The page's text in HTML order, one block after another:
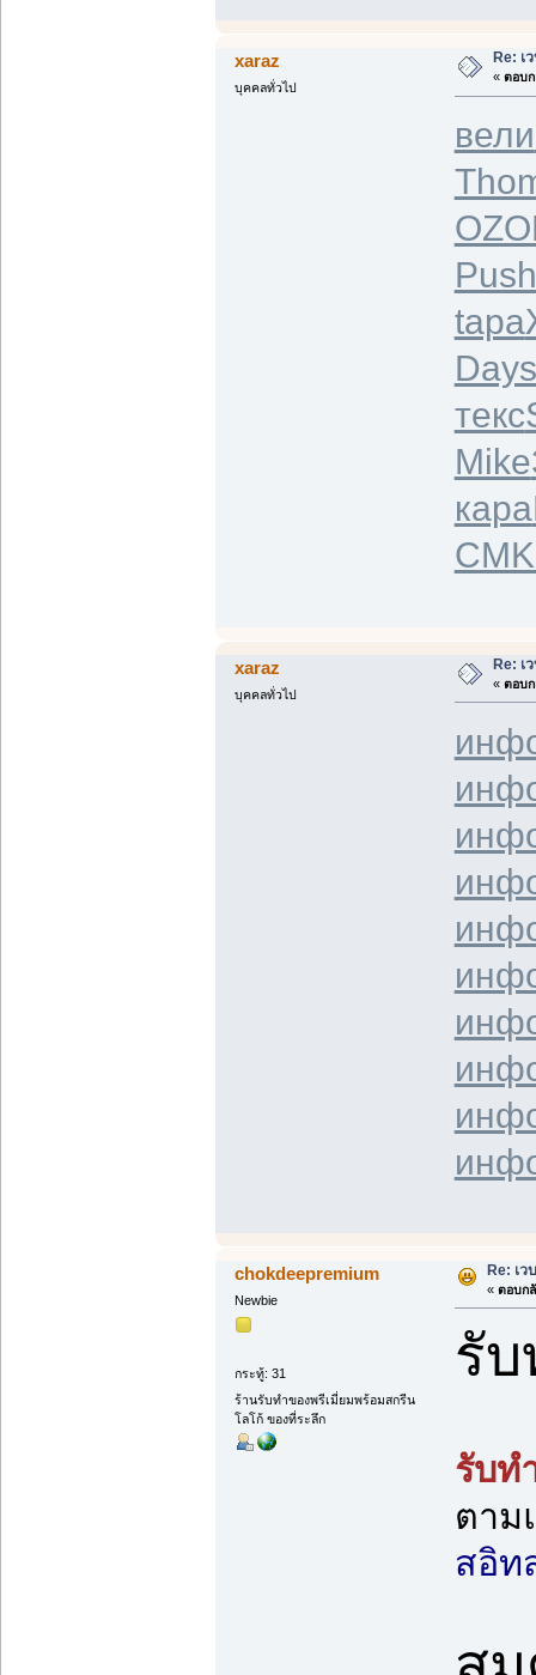
xaraz
บุคคลทั่วไป
Re: เ
« ตอบก
вели
Push
tapa
Days
текс
Mike
кара
xaraz
บุคคลทั่วไป
Re: เ
« ตอบก
chokdeepremium
Newbie
กระทู้: 31
ร้านรับทำของพรีเมี่ยมพร้อมสกรีน
โลโก้ ของที่ระลึก
Re: เว
« ตอบก
รั
รับท
ตาม
สอิท